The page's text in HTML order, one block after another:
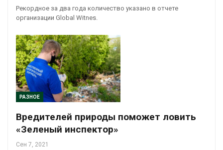
Рекордное за два года количество указано в отчете
организации Global Witnes.
РАЗНОЕ
Вредителей природы поможет ловить
«Зеленый инспектор»
Сен 7, 2021